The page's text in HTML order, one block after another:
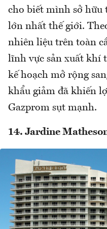
cho biết mình sở
lớn nhất thế giới.
nhiên liệu trên toàn
lĩnh vực sản xuất khí
kế hoạch mở rộng
khẩu giảm đã khiến
Gazprom sụt mạnh.
14. Jardine